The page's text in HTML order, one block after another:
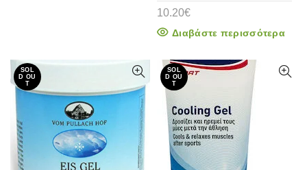
10.20€
Διαβάστε περισσότερα
SOL
D OU
T
SOL
D OU
T